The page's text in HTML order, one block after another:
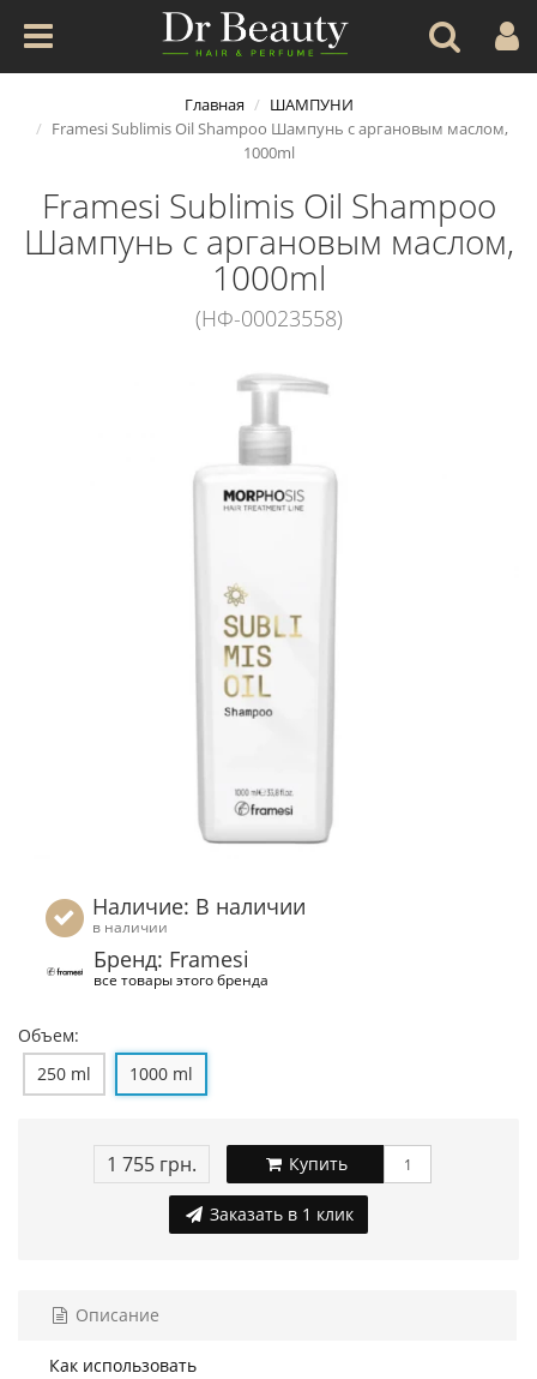
Главная
ШАМПУНИ
Framesi Sublimis Oil Shampoo Шампунь с аргановым маслом,
1000ml
Framesi Sublimis Oil Shampoo
Шампунь с аргановым маслом,
1000ml
(НФ-00023558)
Наличие: В наличии
в наличии
Бренд: Framesi
все товары этого бренда
Объем:
250 ml
1000 ml
1 755 грн. Купить
Заказать в 1 клик
Описание
Как использовать